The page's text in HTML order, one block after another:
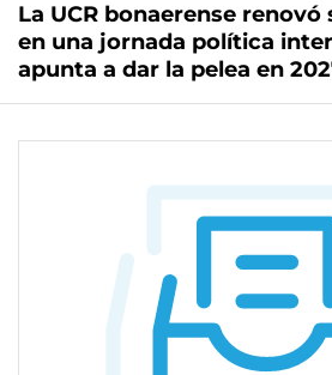
La UCR bonaerense
en una jornada política
apunta a dar la pelea en